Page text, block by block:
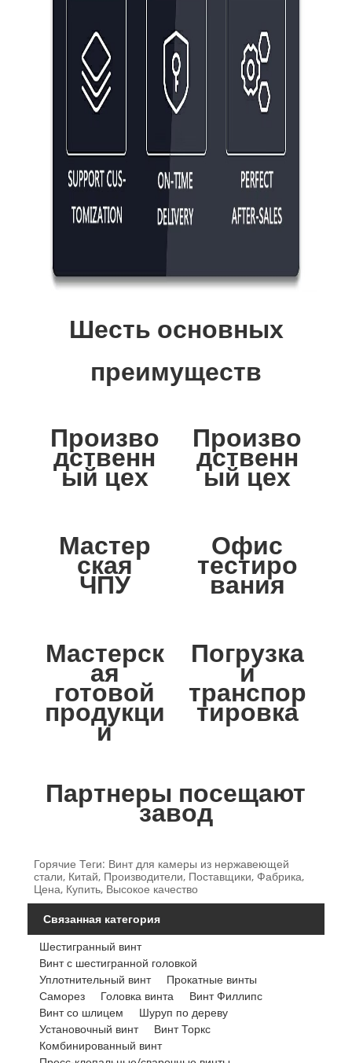
Шесть основных
преимуществ
Произво
дственн
ый цех
Произво
дственн
ый цех
Мастер
ская
ЧПУ
Офис
тестиро
вания
Мастерск
ая
готовой
продукци
и
Погрузка
и
транспор
тировка
Партнеры посещают
завод
Горячие Теги: Винт для камеры из нержавеющей
стали, Китай, Производители, Поставщики, Фабрика,
Цена, Купить, Высокое качество
Связанная категория
Шестигранный винт
Винт с шестигранной головкой
Уплотнительный винт
Прокатные винты
Саморез
Головка винта
Винт Филлипс
Винт со шлицем
Шуруп по дереву
Установочный винт
Винт Торкс
Комбинированный винт